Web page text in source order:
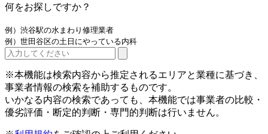
何をお探しですか？
例）渋谷駅の水まわり修理業者
例）世田谷区の土日にやっている内科
※本機能は検索内容から推定されるエリアと業種に基づき、
事業者情報の検索を補助するものです。
いかなる内容の検索であっても、本機能では事業者の比較・
優劣評価・断定的判断・専門的判断は行いません。